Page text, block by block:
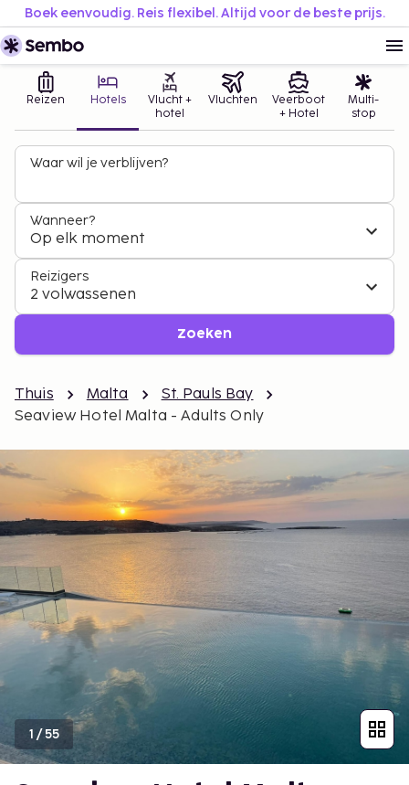
Boek eenvoudig. Reis flexibel. Altijd voor de beste prijs.
Reizen Hotels
Vlucht +
hotel
Vluchten
Veerboot
+ Hotel
Multi-
stop
Waar wil je verblijven?
Wanneer?
Op elk moment
Reizigers
2 volwassenen
Zoeken
Thuis Malta
St. Pauls Bay
Seaview Hotel Malta - Adults Only
1 /55